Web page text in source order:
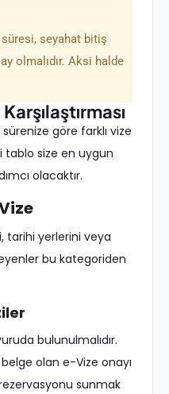
seyahat bitiş
olmalıdır. Aksi halde
göre farklı vize
tablo size en uygun
olacaktır.
tarihi yerlerini veya
bu kategoriden
bulunulmalıdır.
olan e-Vize onayı
sunmak